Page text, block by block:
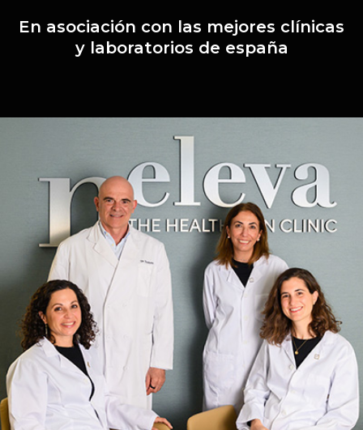
En asociación con las mejores clínicas
y laboratorios de españa